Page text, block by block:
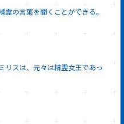
霊の言葉を聞くことができる。
リスは、元々は精霊女王であっ